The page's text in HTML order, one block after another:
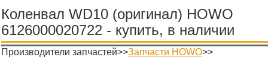
Коленвал WD10 (оригинал) HOWO
6126000020722 - купить, в наличии
Производители запчастей>>Запчасти HOWO>>